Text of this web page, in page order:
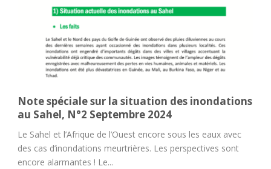
Note spéciale sur la situation des inondations
au Sahel, N°2 Septembre 2024
Le Sahel et l’Afrique de l’Ouest encore sous les eaux avec
des cas d’inondations meurtrières. Les perspectives sont
encore alarmantes ! Le...